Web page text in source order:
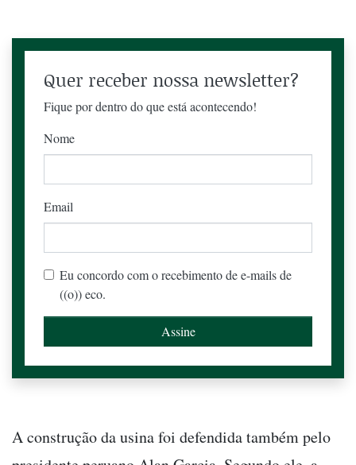
Quer receber nossa newsletter?
Fique por dentro do que está acontecendo!
Nome
Email
Eu concordo com o recebimento de e-mails de
((o)) eco.
A construção da usina foi defendida também pelo